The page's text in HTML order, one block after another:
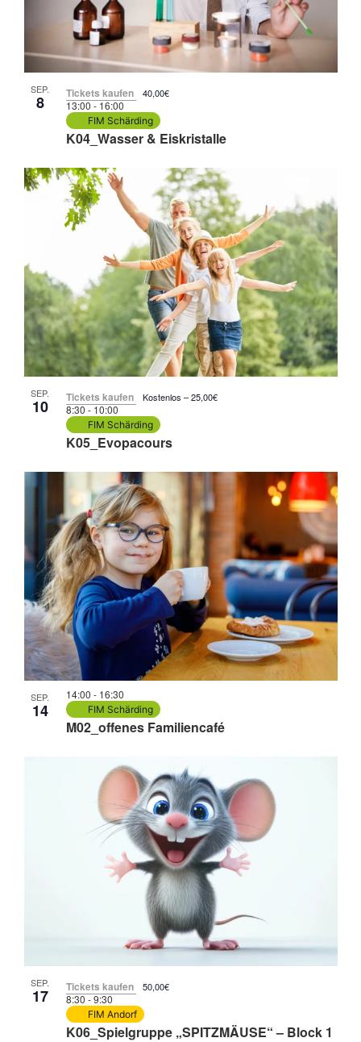
SEP.
8
K04_Wasser & Eiskristalle
13:00-16:00
FIM Schärding
Tickets kaufen 40,00€
SEP.
10
K05_Evopacours
8:30-10:00
FIM Schärding
Tickets kaufen Kostenlos – 25,00€
SEP.
14
M02_offenes Familiencafé
14:00 - 16:30
FIM Schärding
SEP.
17
K06_Spielgruppe „SPITZMÄUSE“ – Block 1
8:30-9:30
FIM Andorf
Tickets kaufen 50,00€